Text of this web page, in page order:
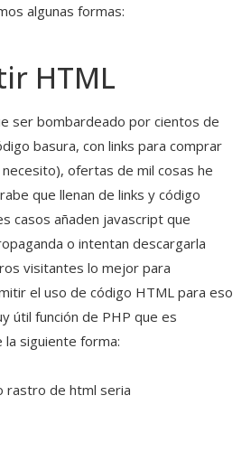
algunas formas:
HTML
ser bombardeado por cientos de
basura, con links para comprar
ofertas de mil cosas he
que llenan de links y código
casos añaden javascript que
o intentan descargarla
visitantes lo mejor para
el uso de código HTML para eso
útil función de PHP que es
siguiente forma:
rastro de html seria